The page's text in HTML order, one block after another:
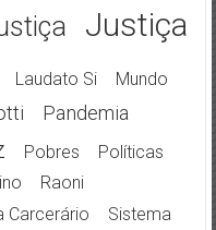
Justiça
Laudato Si
Mundo
Pandemia
Pobres
Políticas
Raoni
Carcerário
Sistema